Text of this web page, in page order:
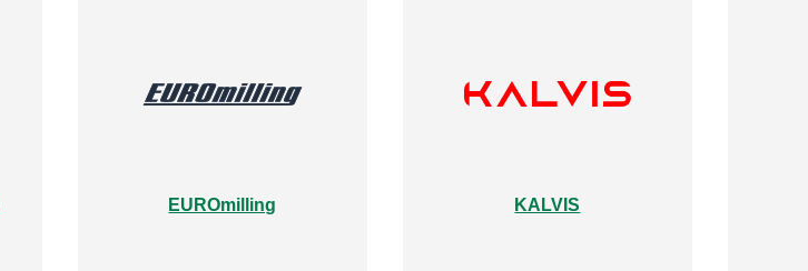
EUROmilling KALVIS